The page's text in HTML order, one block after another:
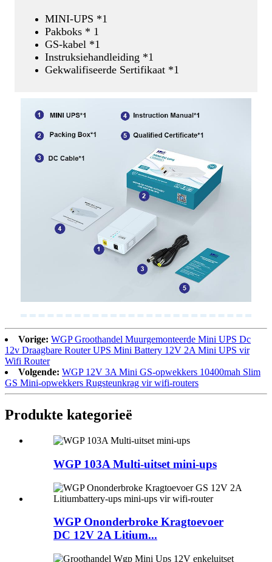
MINI-UPS *1
Pakboks * 1
GS-kabel *1
Instruksiehandleiding *1
Gekwalifiseerde Sertifikaat *1
Vorige: WGP Groothandel Muurgemonteerde Mini UPS Dc
12v Draagbare Router UPS Mini Battery 12V 2A Mini UPS vir
Wifi Router
Volgende: WGP 12V 3A Mini GS-opwekkers 10400mah Slim
GS Mini-opwekkers Rugsteunkrag vir wifi-routers
Produkte kategorieë
WGP 103A Multi-uitset mini-ups
WGP Ononderbroke Kragtoevoer
DC 12V 2A Litium...